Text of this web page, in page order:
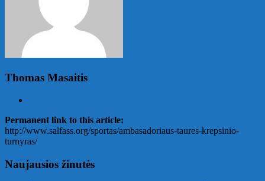
Thomas Masaitis
Permanent link to this article:
http://www.salfass.org/sportas/ambasadoriaus-taures-krepsinio-
turnyras/
Naujausios žinutės